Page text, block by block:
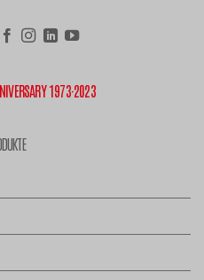
1973·2023